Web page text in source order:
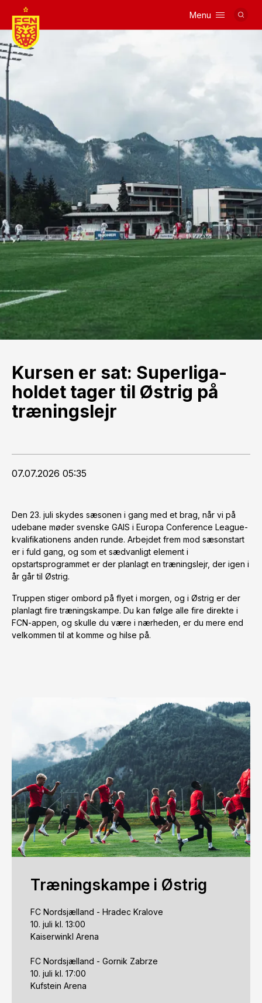
Logo
Menu
Kursen er sat: Superliga-
holdet tager til Østrig på
træningslejr
07.07.2026 05:35
Den 23. juli skydes sæsonen i gang med et brag, når vi på
udebane møder svenske GAIS i Europa Conference League-
kvalifikationens anden runde. Arbejdet frem mod sæsonstart
er i fuld gang, og som et sædvanligt element i
opstartsprogrammet er der planlagt en træningslejr, der igen i
år går til Østrig.
Truppen stiger ombord på flyet i morgen, og i Østrig er der
planlagt fire træningskampe. Du kan følge alle fire direkte i
FCN-appen, og skulle du være i nærheden, er du mere end
velkommen til at komme og hilse på.
Træningskampe i Østrig
FC Nordsjælland - Hradec Kralove
10. juli kl. 13:00
Kaiserwinkl Arena
FC Nordsjælland - Gornik Zabrze
10. juli kl. 17:00
Kufstein Arena